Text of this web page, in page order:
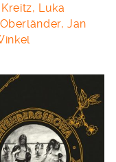
Luka
Jan